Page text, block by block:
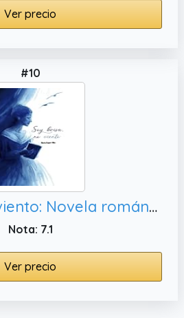
Ver precio
#10
Soy brisa, no viento: Novela romántica histórica
Nota: 7.1
Ver precio